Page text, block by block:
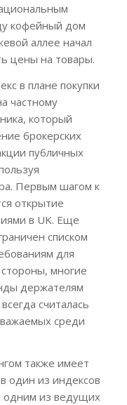
кофейный дом
аллее начал
цены на товары.
в плане покупки
частному
который
брокерских
публичных
Первым шагом к
открытие
в UK. Еще
списком
для
многие
держателям
считалась
среди
также имеет
один из индексов
одним из ведущих